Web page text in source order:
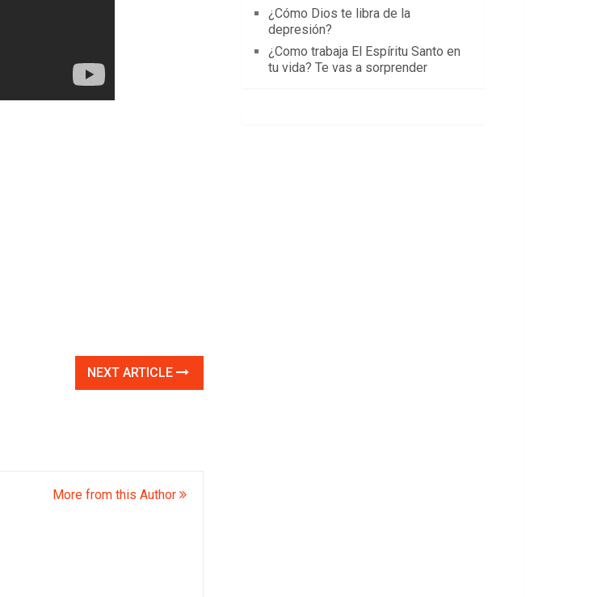
NEXT ARTICLE
More from this Author
¿Cómo Dios te libra de la
depresión?
¿Como trabaja El Espíritu Santo en
tu vida? Te vas a sorprender